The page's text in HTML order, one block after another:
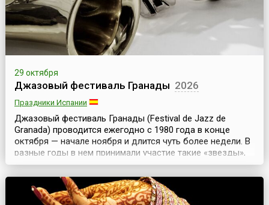
29 октября
Джазовый фестиваль Гранады 2026
Праздники Испании
Джазовый фестиваль Гранады (Festival de Jazz de
Granada) проводится ежегодно с 1980 года в конце
октября — начале ноября и длится чуть более недели. В
разные годы в нем принимали участие такие «звезды»,
как Майлз Дэвис, Оскар Питерсон, Чик Кориа, Херби
Хэнкок, Дайана Кролл и многие другие. Для многих
будущих знаменитостей выступление на фестивальной
сцене стало удачным стартом музыкальной карь...